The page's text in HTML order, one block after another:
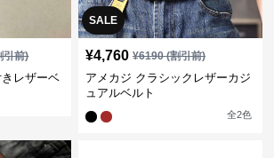
引前)
レザーベ
SALE
¥4,760 ¥6190(割引前)
アメカジ クラシックレザーカジ
ュアルベルト
全2色